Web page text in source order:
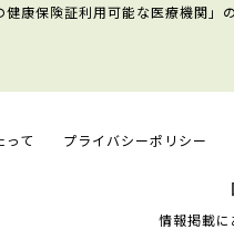
康保険証利用可能な医療機関」
って プライバシーポリシー
情報掲載に